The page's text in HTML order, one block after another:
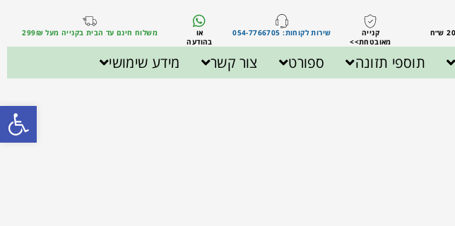
הירשמו וקבלו 20 ש״ח
קנייה
מאובטחת>>
שירות לקוחות: 054-7766705
או
בהודעה
משלוח חינם עד הבית בקנייה מעל 299₪
תוספי תזונה ספורט צור קשר מידע שימושי
פתח